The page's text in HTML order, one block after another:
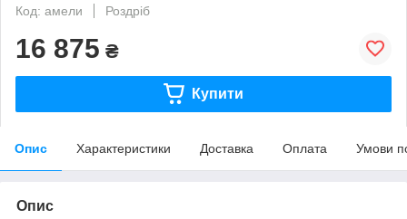
Код: амели
Роздріб
16 875 ₴
Купити
Опис Характеристики Доставка Оплата Умови
Опис